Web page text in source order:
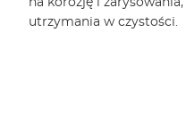
na korozję i
utrzymania w czystości.